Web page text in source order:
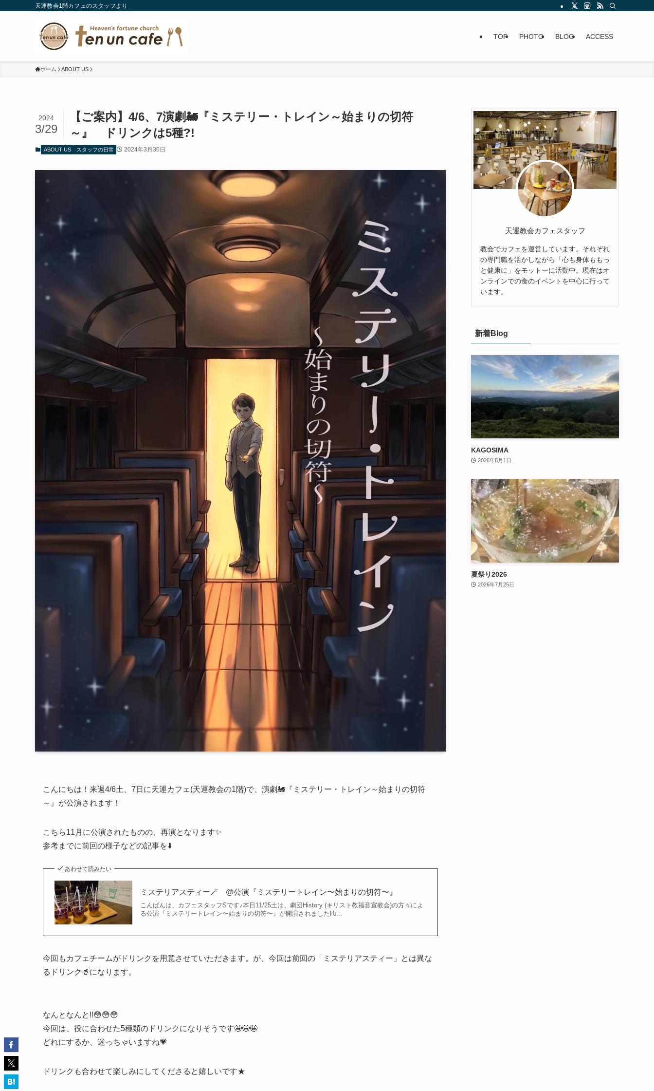
天運教会1階カフェのスタッフより
TOP PHOTO BLOG ACCESS
ホーム ABOUT US
【ご案内】4/6、7演劇🚂『ミステリー・トレイン～始まりの切符
～』 ドリンクは5種?!
2024
3/29
ABOUT US スタッフの日常 2024年3月30日
こんにちは！来週4/6土、7日に天運カフェ(天運教会の1階)で、演劇🚂『ミステリー・トレイン～始まりの切符
～』が公演されます！
こちら11月に公演されたものの、再演となります✨
参考までに前回の様子などの記事を⬇️
あわせて読みたい
ミステリアスティー🪄 @公演『ミステリートレイン〜始まりの切符〜』
こんばんは、カフェスタッフSです♪本日11/25土は、劇団History (キリスト教福音宣教会)の方々によ
る公演『ミステリートレイン〜始まりの切符〜』が開演されましたǶ...
今回もカフェチームがドリンクを用意させていただきます。が、今回は前回の「ミステリアスティー」とは異な
るドリンク🥤になります。
なんとなんと‼️😳😳😳
今回は、役に合わせた5種類のドリンクになりそうです🤩🤩🤩
どれにするか、迷っちゃいますね💗
ドリンクも合わせて楽しみにしてくださると嬉しいです★
天運教会カフェスタッフ
教会でカフェを運営しています。それぞれ
の専門職を活かしながら「心も身体ももっ
と健康に」をモットーに活動中。現在はオ
ンラインでの食のイベントを中心に行って
います。
新着Blog
KAGOSIMA
2026年8月1日
夏祭り2026
2026年7月25日